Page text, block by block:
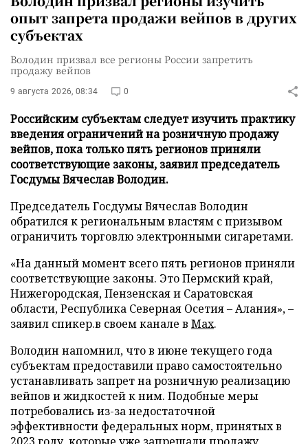
опыт запрета продажи вейпов в других
субъектах
Володин призвал все регионы России запретить
продажу вейпов
9 августа 2026, 08:34 0
Российским субъектам следует изучить практику
введения ограничений на розничную продажу
вейпов, пока только пять регионов приняли
соответствующие законы, заявил председатель
Госдумы Вячеслав Володин.
Председатель Госдумы Вячеслав Володин
обратился к региональным властям с призывом
ограничить торговлю электронными сигаретами.
«На данный момент всего пять регионов приняли
соответствующие законы. Это Пермский край,
Нижегородская, Пензенская и Саратовская
области, Республика Северная Осетия – Алания», –
заявил спикер.в своем канале в Max.
Володин напомнил, что в июне текущего года
субъектам предоставили право самостоятельно
устанавливать запрет на розничную реализацию
вейпов и жидкостей к ним. Подобные меры
потребовались из-за недостаточной
эффективности федеральных норм, принятых в